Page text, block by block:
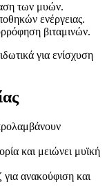
των μυών.
ενέργειας.
βιταμινών.
για ενίσχυση
και μειώνει μυϊκή
ανακούφιση και